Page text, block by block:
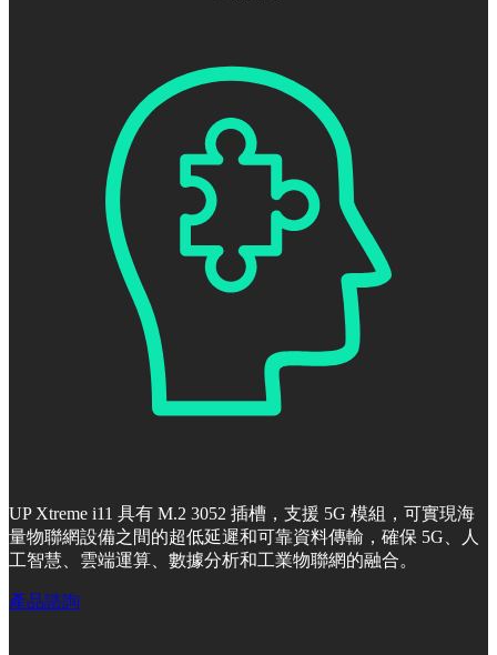
UP Xtreme i11 具有 M.2 3052 插槽，支援 5G 模組，可實現海
量物聯網設備之間的超低延遲和可靠資料傳輸，確保 5G、人
工智慧、雲端運算、數據分析和工業物聯網的融合。
產品諮詢